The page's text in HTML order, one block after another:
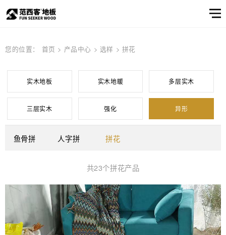
产品
信息
实木地热地板 多层实木地板
服务
窗口
关于
我们
品牌文化
产品选样
范西客风采
品牌文化
产品选样
邮件联系我们
您的位置： 首页 > 产品中心 > 选样 > 拼花
实木地板 实木地暖 多层实木
三层实木 强化 异形
鱼骨拼 人字拼 拼花
共23个拼花产品